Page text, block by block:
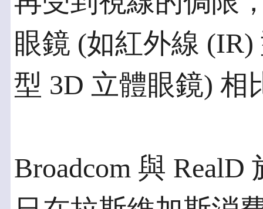
眼鏡 (如紅外線
型 3D 立體眼鏡) 相
Broadcom 與 RealD